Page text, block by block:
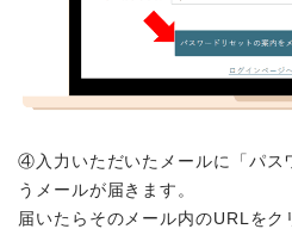
④入力いただいたメールに「パス
うメールが届きます。
届いたらそのメール内のURLを